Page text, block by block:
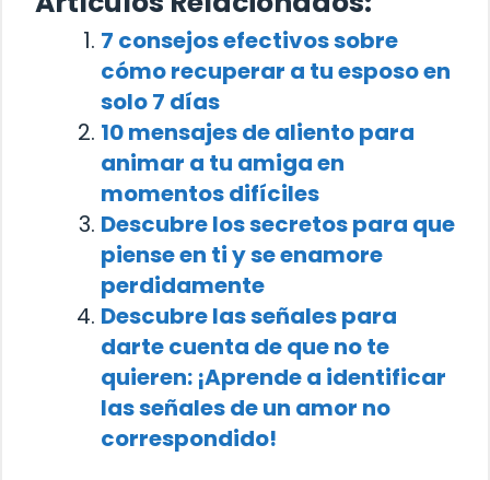
7 consejos efectivos sobre
cómo recuperar a tu esposo en
solo 7 días
10 mensajes de aliento para
animar a tu amiga en
momentos difíciles
Descubre los secretos para que
piense en ti y se enamore
perdidamente
Descubre las señales para
darte cuenta de que no te
quieren: ¡Aprende a identificar
las señales de un amor no
correspondido!